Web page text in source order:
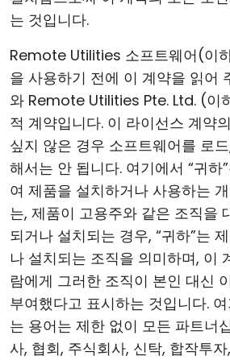
는 것입니다.
Remote Utilities 소프트웨어(이
을 사용하기 전에 이 계약을 읽어
와 Remote Utilities Pte. Ltd. (이
적 계약입니다. 이 라이선스 계약
싶지 않은 경우 소프트웨어를 로
해서는 안 됩니다. 여기에서 “귀하
여 제품을 설치하거나 사용하는
는, 제품이 고용주와 같은 조직을
되거나 설치되는 경우, “귀하”는
나 설치되는 조직을 의미하며, 이
람에게 그러한 조직이 본인 대신
부여했다고 표시하는 것입니다.
는 용어는 제한 없이 모든 파트너
사, 협회, 주식회사, 신탁, 합작투